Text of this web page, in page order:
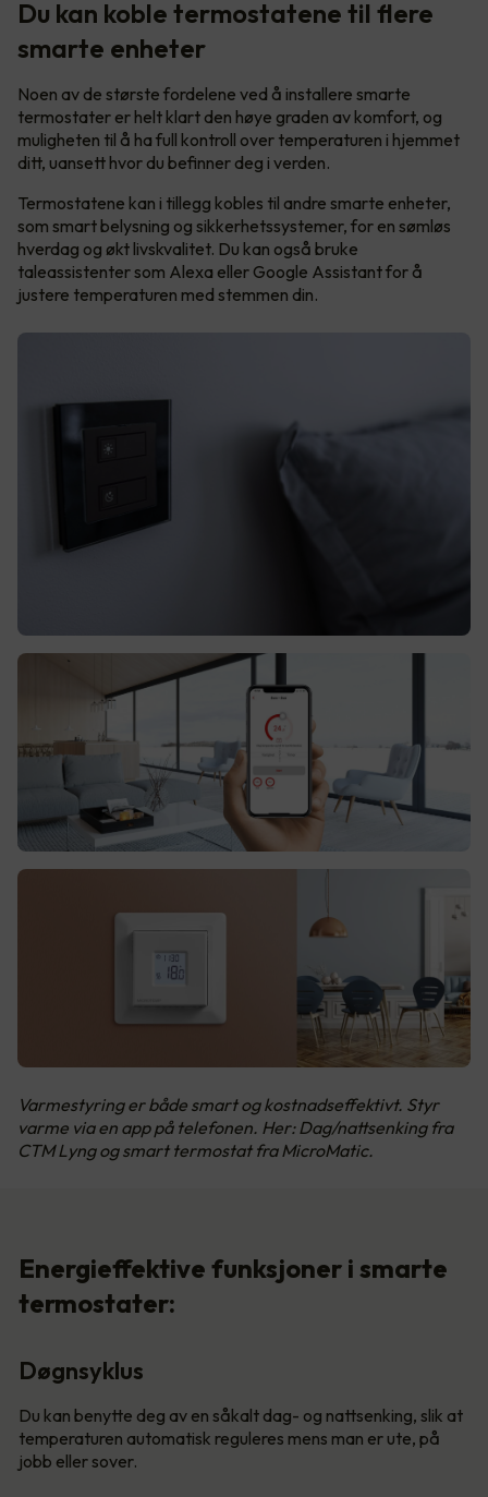
Du kan koble termostatene til flere
smarte enheter
Noen av de største fordelene ved å installere smarte
termostater er helt klart den høye graden av komfort, og
muligheten til å ha full kontroll over temperaturen i hjemmet
ditt, uansett hvor du befinner deg i verden.
Termostatene kan i tillegg kobles til andre smarte enheter,
som smart belysning og sikkerhetssystemer, for en sømløs
hverdag og økt livskvalitet. Du kan også bruke
taleassistenter som Alexa eller Google Assistant for å
justere temperaturen med stemmen din.
Varmestyring er både smart og kostnadseffektivt. Styr
varme via en app på telefonen. Her: Dag/nattsenking fra
CTM Lyng og smart termostat fra MicroMatic.
Energieffektive funksjoner i smarte
termostater:
Døgnsyklus
Du kan benytte deg av en såkalt dag- og nattsenking, slik at
temperaturen automatisk reguleres mens man er ute, på
jobb eller sover.